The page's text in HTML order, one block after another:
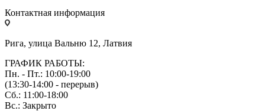
Контактная информация
Рига, улица Вальню 12, Латвия
ГРАФИК РАБОТЫ:
Пн. - Пт.: 10:00-19:00
(13:30-14:00 - перерыв)
Сб.: 11:00-18:00
Вс.: Закрыто